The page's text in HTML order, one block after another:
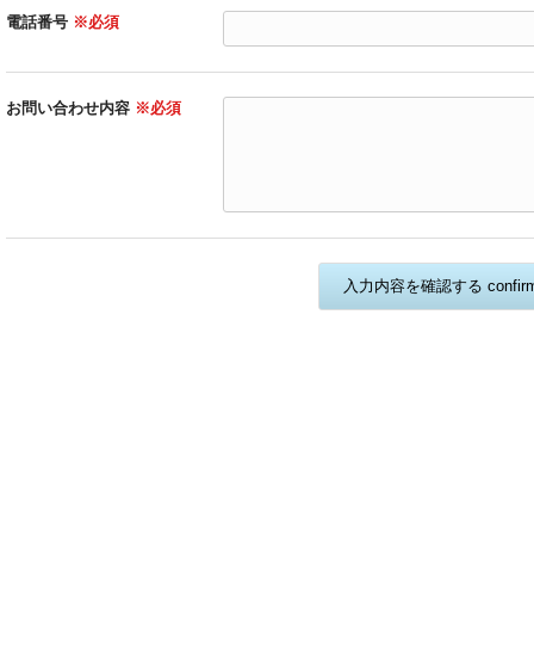
電話番号 ※必須
お問い合わせ内容 ※必須
入力内容を確認する